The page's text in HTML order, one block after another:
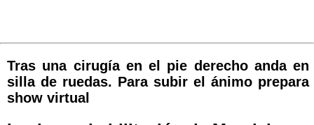
Tras una cirugía en el pie derecho anda en
silla de ruedas. Para subir el ánimo prepara
show virtual